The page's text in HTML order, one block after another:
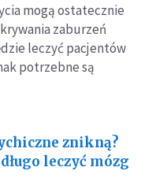
mogą ostatecznie
zaburzeń
leczyć pacjentów
potrzebne są
znikną?
leczyć mózg